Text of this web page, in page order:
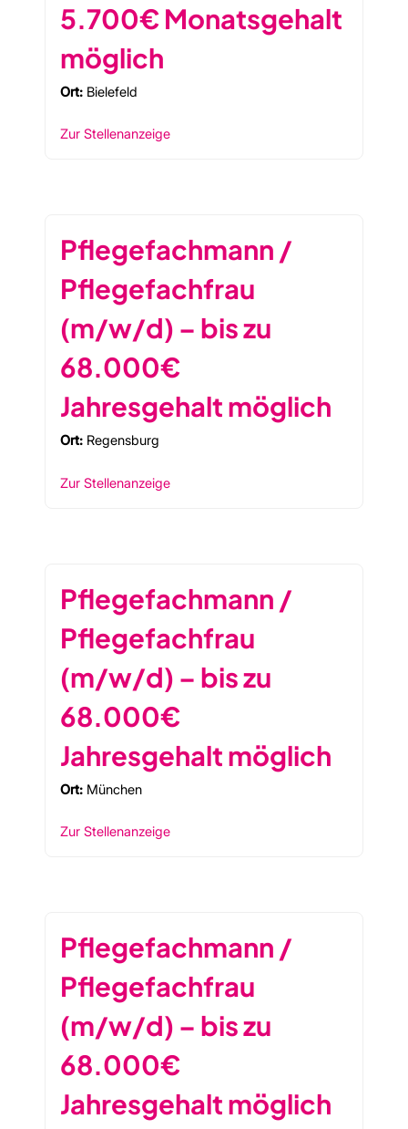
5.700€ Monatsgehalt
möglich
Ort: Bielefeld
Zur Stellenanzeige
Pflegefachmann /
Pflegefachfrau
(m/w/d) – bis zu
68.000€
Jahresgehalt möglich
Ort: Regensburg
Zur Stellenanzeige
Pflegefachmann /
Pflegefachfrau
(m/w/d) – bis zu
68.000€
Jahresgehalt möglich
Ort: München
Zur Stellenanzeige
Pflegefachmann /
Pflegefachfrau
(m/w/d) – bis zu
68.000€
Jahresgehalt möglich